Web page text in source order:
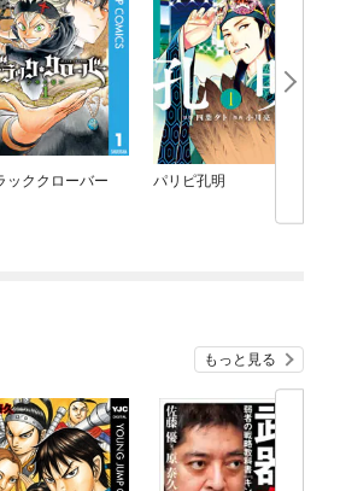
ッククローバー パリピ孔明
もっと見る